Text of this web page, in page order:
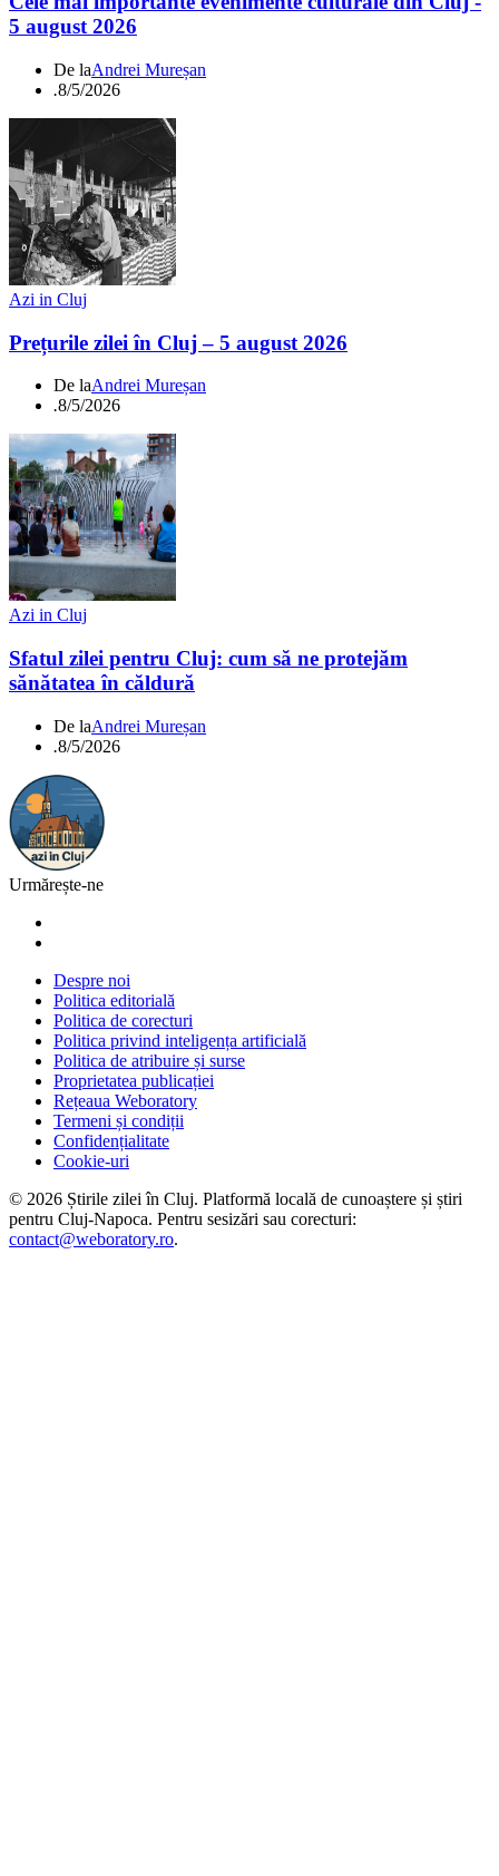
5 august 2026
De laAndrei Mureșan
.8/5/2026
Azi in Cluj
Prețurile zilei în Cluj – 5 august 2026
De laAndrei Mureșan
.8/5/2026
Azi in Cluj
Sfatul zilei pentru Cluj: cum să ne protejăm
sănătatea în căldură
De laAndrei Mureșan
.8/5/2026
Urmărește-ne
Despre noi
Politica editorială
Politica de corecturi
Politica privind inteligența artificială
Politica de atribuire și surse
Proprietatea publicației
Rețeaua Weboratory
Termeni și condiții
Confidențialitate
Cookie-uri
© 2026 Știrile zilei în Cluj. Platformă locală de cunoaștere și știri
pentru Cluj-Napoca. Pentru sesizări sau corecturi:
contact@weboratory.ro.